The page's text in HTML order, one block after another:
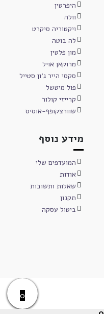
היפרטין
וולה
ויקטוריה סיקרט
לה בוטה
מון פלטין
מרוקאן אויל
סקסי הייר ג'ון סטייל
פול מיטשל
קרייזי קולור
שוורצקופף-אוסיס
מידע נוסף
המועדפים שלי
אודות
שאלות ותשובות
תקנון
ביטול עסקה
0